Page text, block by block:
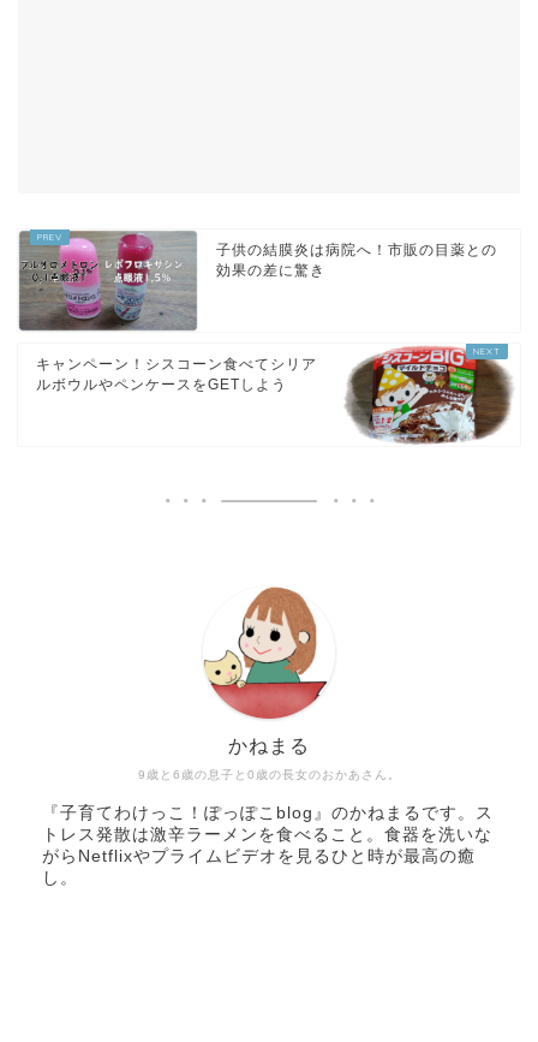
子供の結膜炎は病院へ！市販の目薬との
効果の差に驚き
キャンペーン！シスコーン食べてシリア
ルボウルやペンケースをGETしよう
9歳と6歳の息子と0歳の長女のおかあさん。
かねまる
『子育てわけっこ！ぽっぽこblog』のかねまるです。ス
トレス発散は激辛ラーメンを食べること。食器を洗いな
がらNetflixやプライムビデオを見るひと時が最高の癒
し。